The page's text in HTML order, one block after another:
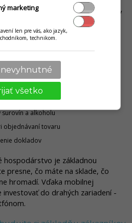
predstavujú strašiaka väčšiny
ponúka jeden z
riadenie zásob. Rýchle
odpisy a prepojenie s
viete, čo sa deje vo vašom
a alkoholu
objednávaní tovaru
dokladov
hospodárstvo je základnou
presne, čo máte na sklade, čo
hromadí. Vďaka mobilnej
investovať do drahých zariadení -
marketing
len pre vás, ako jazyk,
technikom.
nevyhnutné
všetko